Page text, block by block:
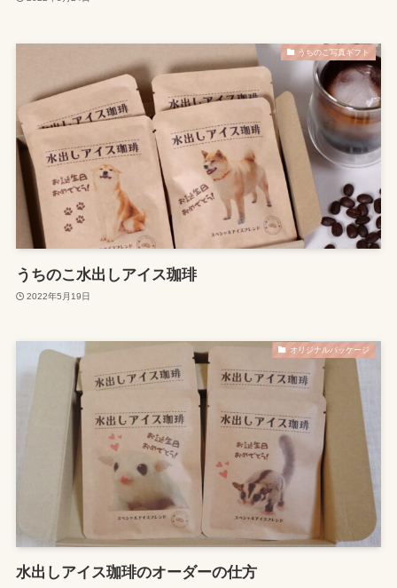
うちのこ写真ギフト
うちのこ水出しアイス珈琲
2022年5月19日
オリジナルパッケージ
水出しアイス珈琲のオーダーの仕方